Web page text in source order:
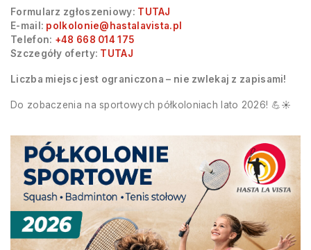
Formularz zgłoszeniowy: TUTAJ
E-mail: polkolonie@hastalavista.pl
Telefon: +48 668 014 175
Szczegóły oferty: TUTAJ
Liczba miejsc jest ograniczona – nie zwlekaj z zapisami!
Do zobaczenia na sportowych półkoloniach lato 2026! 💪☀️